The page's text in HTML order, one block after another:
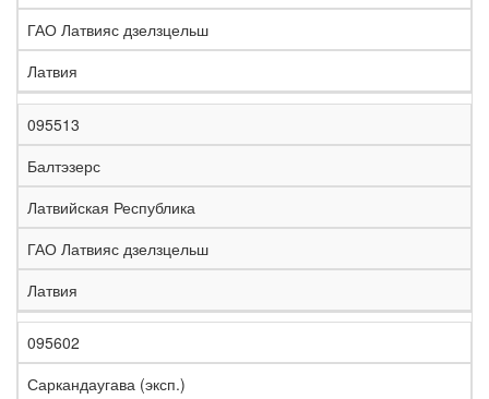
ГАО Латвияс дзелзцельш
Латвия
095513
Балтэзерс
Латвийская Республика
ГАО Латвияс дзелзцельш
Латвия
095602
Саркандаугава (эксп.)